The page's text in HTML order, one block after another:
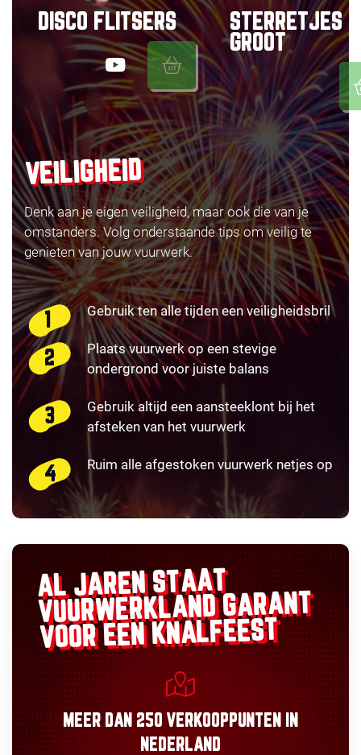
DISCO FLITSERS
STERRETJES
GROOT
VEILIGHEID
Denk aan je eigen veiligheid, maar ook die van je
omstanders. Volg onderstaande tips om veilig te
genieten van jouw vuurwerk.
Gebruik ten alle tijden een veiligheidsbril
Plaats vuurwerk op een stevige
ondergrond voor juiste balans
Gebruik altijd een aansteeklont bij het
afsteken van het vuurwerk
Ruim alle afgestoken vuurwerk netjes op
AL JAREN STAAT
VUURWERKLANDGARANT
VOOR EEN KNALFEEST
MEER DAN 250 VERKOOPPUNTEN
IN
NEDERLAND